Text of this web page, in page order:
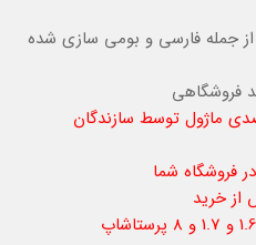
زنده دنیا از جمله فارسی و بومی سازی شده
فروشگاهی
ماژول توسط سازندگان
فروشگاه شما
از خرید